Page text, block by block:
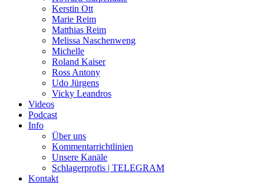
Kerstin Ott
Marie Reim
Matthias Reim
Melissa Naschenweng
Michelle
Roland Kaiser
Ross Antony
Udo Jürgens
Vicky Leandros
Videos
Podcast
Info
Über uns
Kommentarrichtlinien
Unsere Kanäle
Schlagerprofis | TELEGRAM
Kontakt